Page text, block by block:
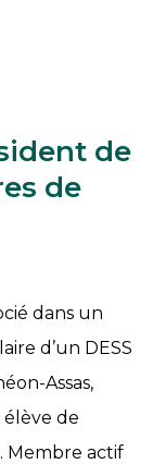
de
de
dans un
d’un DESS
Assas,
de
Membre actif